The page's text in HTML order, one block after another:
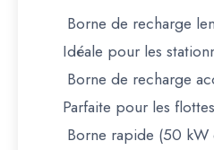
Borne de recharge
Idéale pour les
Borne de recharge
Parfaite pour les
Borne rapide (50 kW